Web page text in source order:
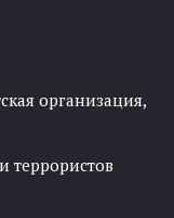
организация,
террористов